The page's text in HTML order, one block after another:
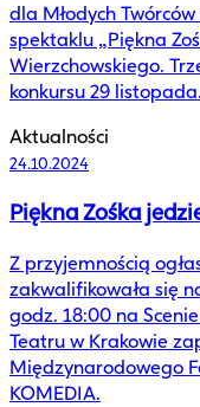
dla Młodych
spektaklu „Piękna
Wierzchowskiego.
konkursu 29 listopada.
Aktualności
24.10.2024
Piękna Zośka
Z przyjemnością
zakwalifikowała się
godz. 18:00 na
Teatru w Krakowie
Międzynarodowego
KOMEDIA.